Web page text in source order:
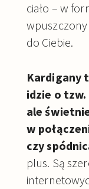
ciało – w
do Ciebie.
Kardigany
idzie o
ale
w
czy
plus. Są